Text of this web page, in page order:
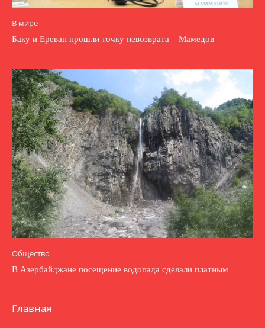
В мире
Баку и Ереван прошли точку невозврата – Мамедов
Общество
В Азербайджане посещение водопада сделали платным
Главная